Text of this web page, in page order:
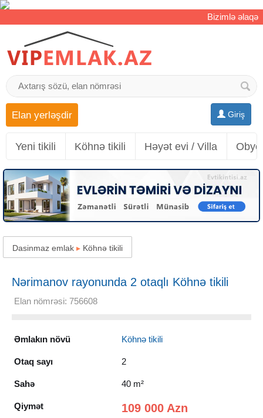
Bizimlə əlaqə
Giriş
Elan yerləşdir
Yeni tikili Köhnə tikili Həyət evi / Villa
Dasinmaz emlak ▸ Köhnə tikili
Nərimanov rayonunda 2 otaqlı Köhnə tikili
Satılır, 40 m²
Elan nömrəsi: 756608
Əmlakın növü Köhnə tikili
Otaq sayı 2
Sahə 40 m²
Qiymət 109 000 Azn